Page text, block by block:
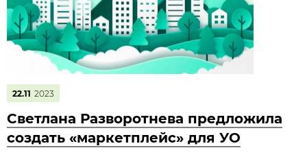
22.11 2023
Светлана Разворотнева предложила
создать «маркетплейс» для УО